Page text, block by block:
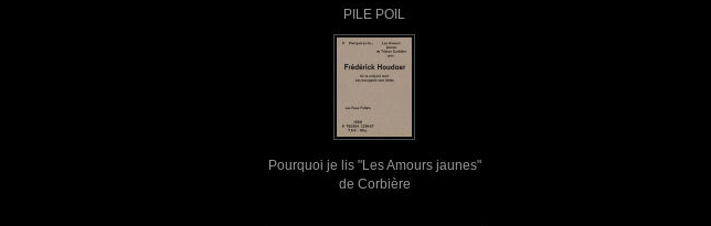
PILE POIL
Pourquoi je lis "Les Amours jaunes"
de Corbière